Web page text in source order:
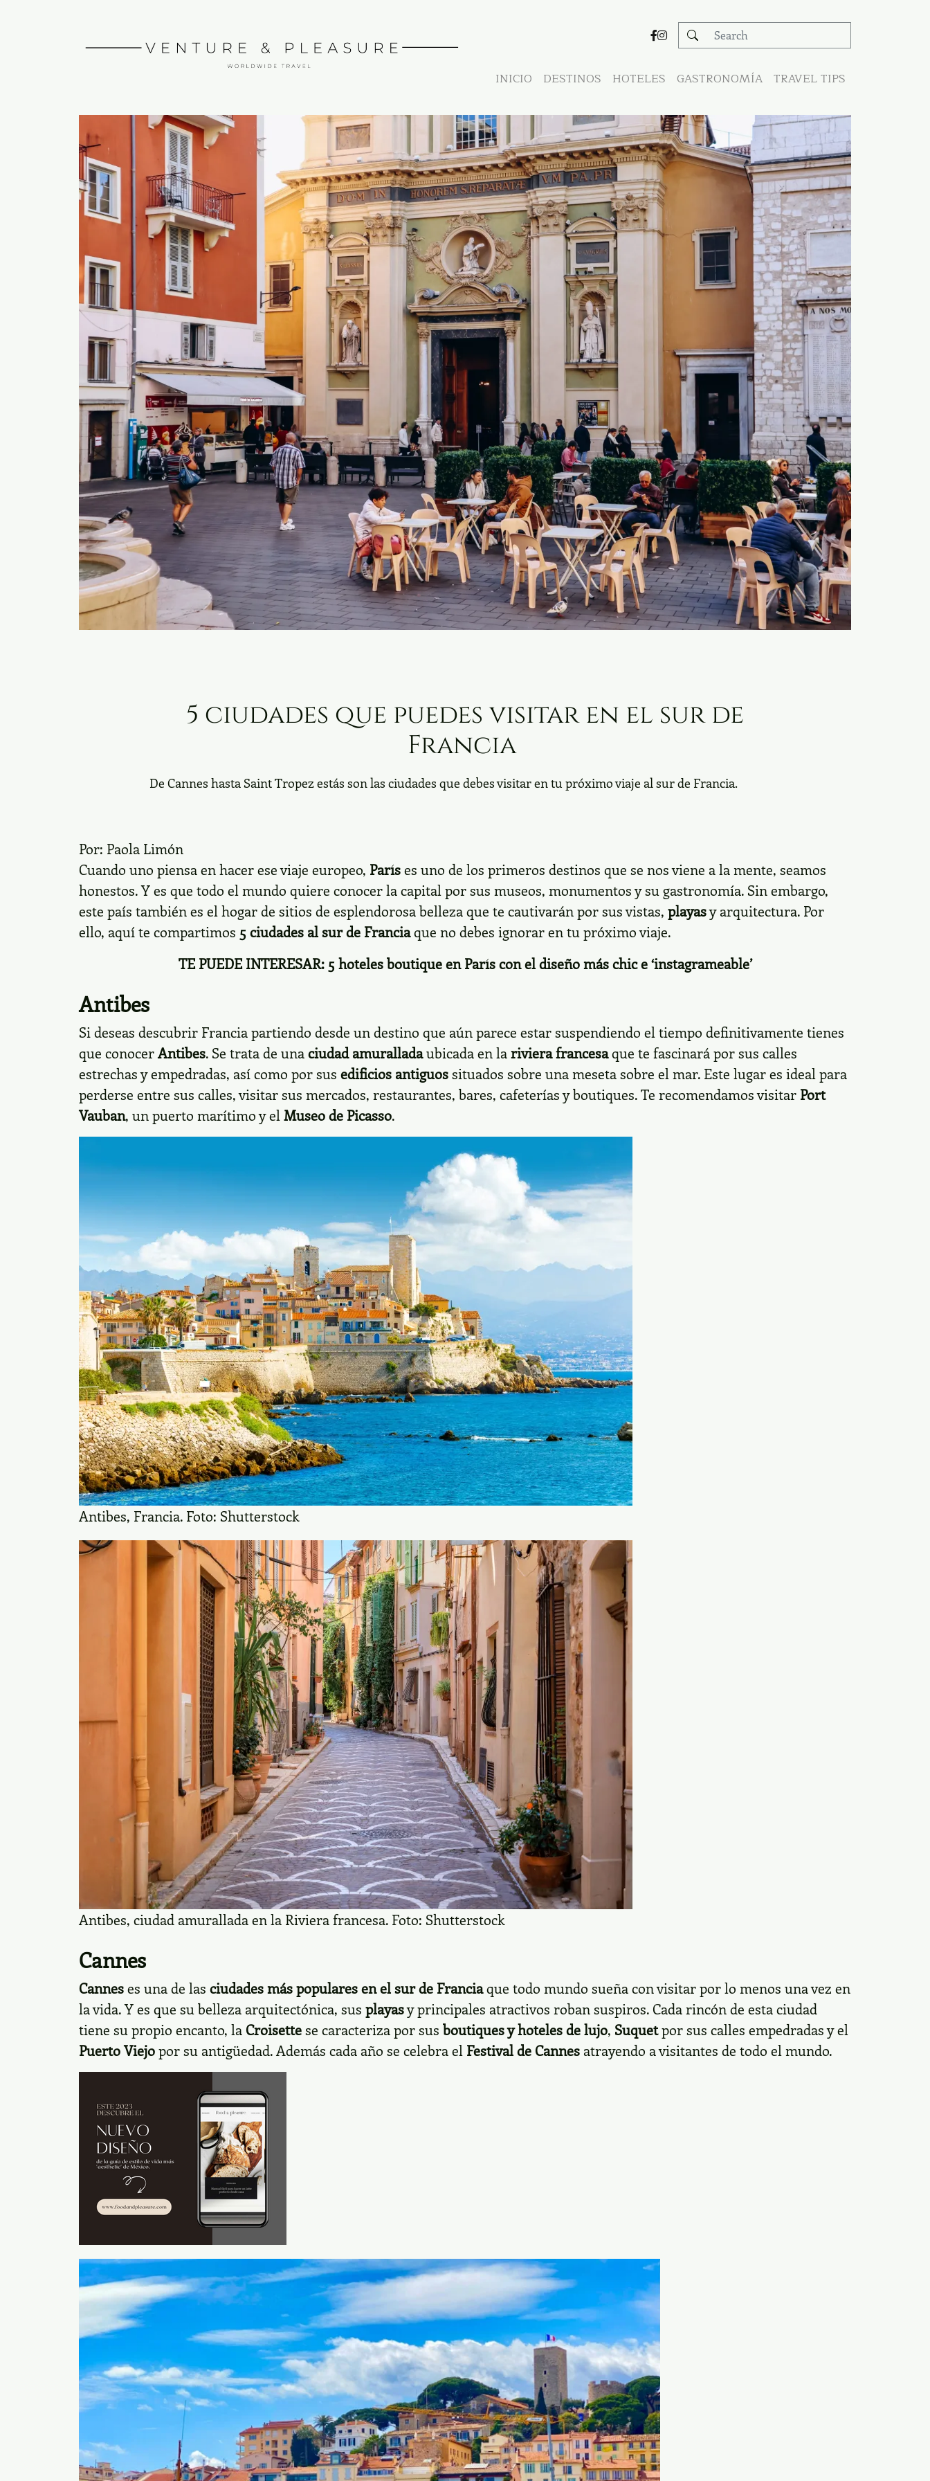
INICIO DESTINOS HOTELES GASTRONOMÍA TRAVEL TIPS
5 ciudades que puedes visitar en el sur de
Francia
De Cannes hasta Saint Tropez estás son las ciudades que debes visitar en tu próximo viaje al sur de Francia.
Por: Paola Limón
Cuando uno piensa en hacer ese viaje europeo, Paríses uno de los primeros destinos que se nos viene a la mente, seamos
honestos. Y es que todo el mundo quiere conocer la capital por sus museos, monumentos y su gastronomía. Sin embargo,
este país también es el hogar de sitios de esplendorosa belleza que te cautivarán por sus vistas, playasy arquitectura. Por
ello, aquí te compartimos 5 ciudades al sur de Franciaque no debes ignorar en tu próximo viaje.
TE PUEDE INTERESAR: 5 hoteles boutique en París con el diseño más chic e ‘instagrameable’
Antibes
Si deseas descubrir Francia partiendo desde un destino que aún parece estar suspendiendo el tiempo definitivamente tienes
que conocerAntibes. Se trata de unaciudad amuralladaubicada en lariviera francesaque te fascinará por sus calles
estrechas y empedradas, así como por sus edificios antiguossituados sobre una meseta sobre el mar. Este lugar es ideal para
perderse entre sus calles, visitar sus mercados, restaurantes, bares, cafeterías y boutiques. Te recomendamos visitar Port
Vauban, un puerto marítimo y el Museo de Picasso.
Antibes, Francia. Foto: Shutterstock
Antibes, ciudad amurallada en la Riviera francesa. Foto: Shutterstock
Cannes
Canneses una de las ciudades más populares en el sur de Franciaque todo mundo sueña con visitar por lo menos una vez en
la vida. Y es que su belleza arquitectónica, sus playasy principales atractivos roban suspiros. Cada rincón de esta ciudad
tiene su propio encanto, la Croisettese caracteriza por sus boutiques y hoteles de lujo, Suquetpor sus calles empedradas y el
Puerto Viejopor su antigüedad. Además cada año se celebra el Festival de Cannes atrayendo a visitantes de todo el mundo.